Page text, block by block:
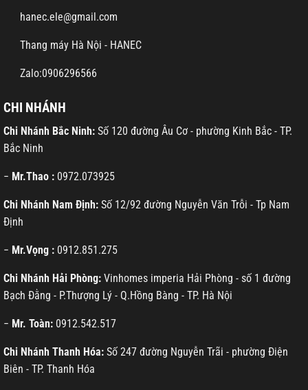
hanec.ele@gmail.com
Thang máy Hà Nội - HANEC
Zalo:0906296566
CHI NHÁNH
Chi Nhánh Bắc Ninh: Số 120 đường Âu Cơ - phường Kinh Bắc - TP.
Bắc Ninh
− Mr.Thao : 0972.073925
Chi Nhánh Nam Định: Số 12/92 đường Nguyễn Văn Trỗi - Tp Nam
Định
− Mr.Vọng : 0912.851.275
Chi Nhánh Hải Phòng: Vinhomes imperia Hải Phòng - số 1 đường
Bạch Đằng - P.Thượng Lý - Q.Hồng Bàng - TP. Hà Nội
− Mr. Toàn: 0912.542.517
Chi Nhánh Thanh Hóa: Số 247 đường Nguyễn Trãi - phường Điện
Biên - TP. Thanh Hóa